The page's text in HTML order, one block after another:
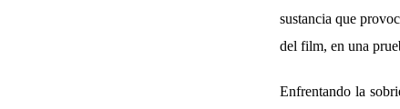
sustancia que
del film, en una
Enfrentando la